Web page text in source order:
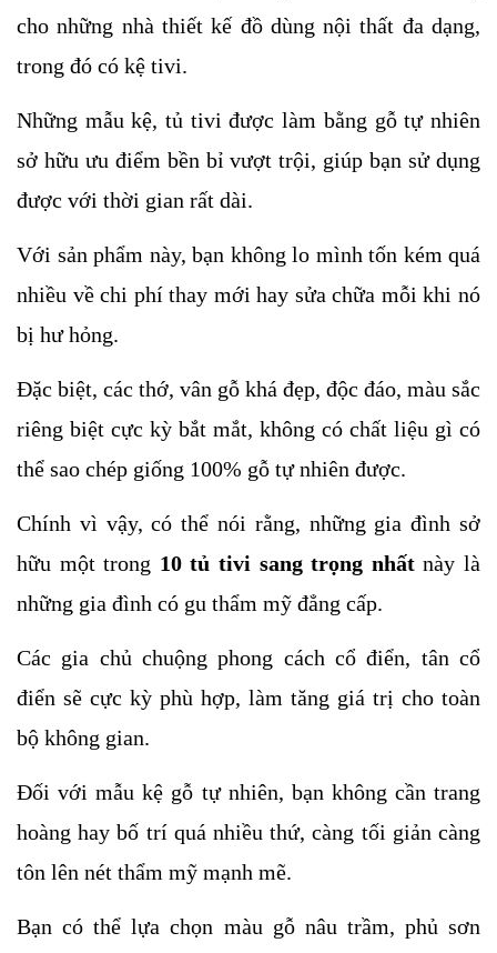
cho những nhà thiết kế đồ dùng nội thất đa dạng,
trong đó có kệ tivi.
Những mẫu kệ, tủ tivi được làm bằng gỗ tự nhiên
sở hữu ưu điểm bền bỉ vượt trội, giúp bạn sử dụng
được với thời gian rất dài.
Với sản phẩm này, bạn không lo mình tốn kém quá
nhiều về chi phí thay mới hay sửa chữa mỗi khi nó
bị hư hỏng.
Đặc biệt, các thớ, vân gỗ khá đẹp, độc đáo, màu sắc
riêng biệt cực kỳ bắt mắt, không có chất liệu gì có
thể sao chép giống 100% gỗ tự nhiên được.
Chính vì vậy, có thể nói rằng, những gia đình sở
hữu một trong 10 tủ tivi sang trọng nhất này là
những gia đình có gu thẩm mỹ đẳng cấp.
Các gia chủ chuộng phong cách cổ điển, tân cổ
điển sẽ cực kỳ phù hợp, làm tăng giá trị cho toàn
bộ không gian.
Đối với mẫu kệ gỗ tự nhiên, bạn không cần trang
hoàng hay bố trí quá nhiều thứ, càng tối giản càng
tôn lên nét thẩm mỹ mạnh mẽ.
Bạn có thể lựa chọn màu gỗ nâu trầm, phủ sơn